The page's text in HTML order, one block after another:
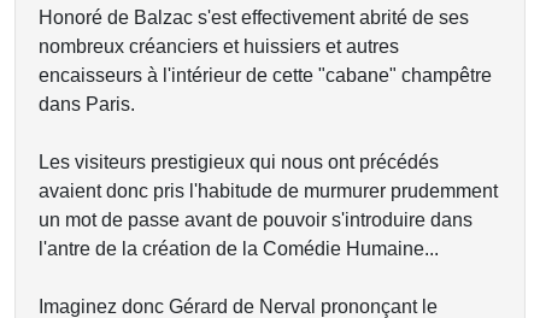
Honoré de Balzac s'est effectivement abrité de ses
nombreux créanciers et huissiers et autres
encaisseurs à l'intérieur de cette "cabane" champêtre
dans Paris.
Les visiteurs prestigieux qui nous ont précédés
avaient donc pris l'habitude de murmurer prudemment
un mot de passe avant de pouvoir s'introduire dans
l'antre de la création de la Comédie Humaine...
Imaginez donc Gérard de Nerval prononçant le